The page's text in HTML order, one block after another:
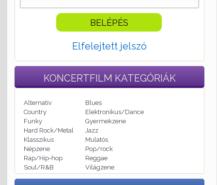
Elfelejtett jelszó
KONCERTFILM KATEGÓRIÁK
Alternatív
Blues
Country
Elektronikus/Dance
Funky
Gyermekzene
Hard Rock/Metal
Jazz
Klasszikus
Mulatós
Népzene
Pop/rock
Rap/Hip-hop
Reggae
Soul/R&B
Világzene